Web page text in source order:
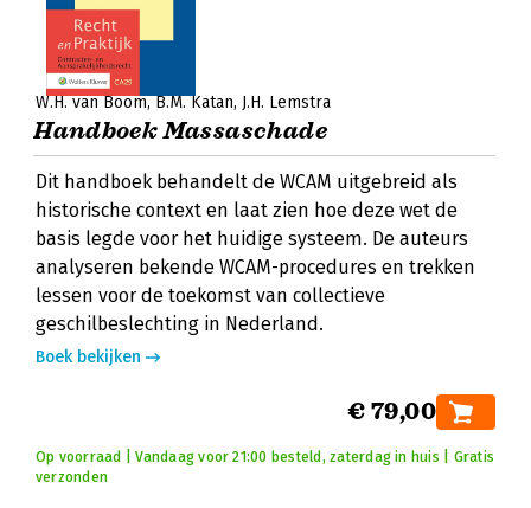
W.H. van Boom B.M. Katan J.H. Lemstra
Handboek Massaschade
Dit handboek behandelt de WCAM uitgebreid als
historische context en laat zien hoe deze wet de
basis legde voor het huidige systeem. De auteurs
analyseren bekende WCAM-procedures en trekken
lessen voor de toekomst van collectieve
geschilbeslechting in Nederland.
Boek bekijken
€ 79,00
Op voorraad | Vandaag voor 21:00 besteld, zaterdag in huis | Gratis
verzonden